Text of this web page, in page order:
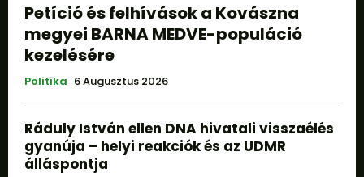
Petíció és felhívások a Kovászna
megyei BARNA MEDVE-populáció
kezelésére
Politika 6 Augusztus 2026
Ráduly István ellen DNA hivatali visszaélés
gyanúja – helyi reakciók és az UDMR
álláspontja